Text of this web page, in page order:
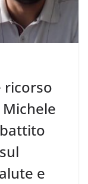
ricorso
e